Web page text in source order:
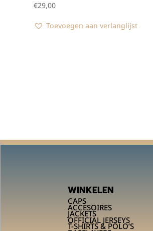
€29,00
Toevoegen aan verlanglijst
WINKELEN
CAPS
ACCESOIRES
JACKETS
OFFICIAL JERSEYS
T-SHIRTS & POLO’S